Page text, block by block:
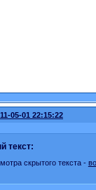
05-01 22:15:22
текст:
скрытого текста -